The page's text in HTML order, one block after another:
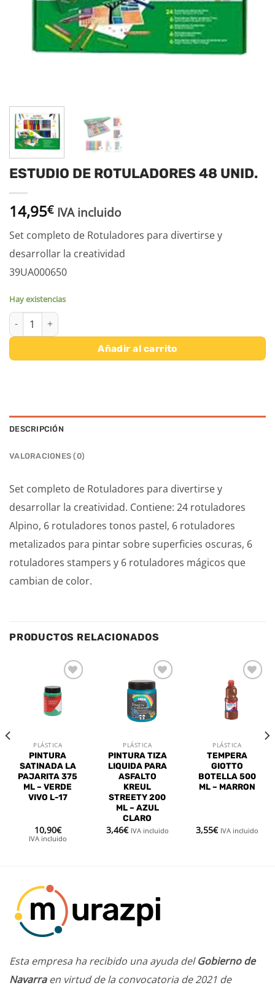
ESTUDIO DE ROTULADORES 48 UNID.
14,95€ IVA incluido
Set completo de Rotuladores para divertirse y
desarrollar la creatividad
39UA000650
Hay existencias
ESTUDIO DE ROTULADORES 48 UNID. cantidad
Añadir al carrito
DESCRIPCIÓN
VALORACIONES (0)
Set completo de Rotuladores para divertirse y
desarrollar la creatividad. Contiene: 24 rotuladores
Alpino, 6 rotuladores tonos pastel, 6 rotuladores
metalizados para pintar sobre superficies oscuras, 6
rotuladores stampers y 6 rotuladores mágicos que
cambian de color.
PRODUCTOS RELACIONADOS
Añadir
lista de
deseos
PLÁSTICA
PINTURA
SATINADA LA
PAJARITA 375
ML – VERDE
VIVO L-17
10,90€
IVA incluido
Añadir
a la
lista de
deseos
PLÁSTICA
PINTURA TIZA
LIQUIDA PARA
ASFALTO
KREUL
STREETY 200
ML – AZUL
CLARO
3,46€ IVA incluido
Añadir
lista de
deseos
PLÁSTICA
TEMPERA
GIOTTO
BOTELLA 500
ML – MARRON
3,55€ IVA incluido
Esta empresa ha recibido una ayuda delGobierno de
Navarraen virtud de la convocatoria de 2021 de